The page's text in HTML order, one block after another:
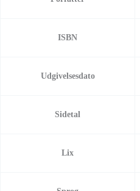
ISBN
Udgivelsesdato
Sidetal
Lix